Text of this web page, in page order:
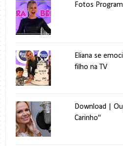
Fotos
Eliana se
filho na TV
Download |
Carinho"